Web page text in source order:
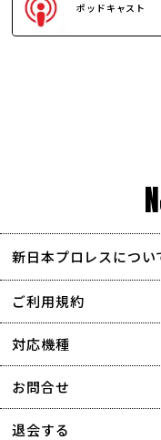
ポッドキャスト
新日本プロレスについ
会社情報
採用情報
協賛・広告媒体のご案内
特定商取引に関する表記
ご利用規約
対応機種
お問合せ
退会する